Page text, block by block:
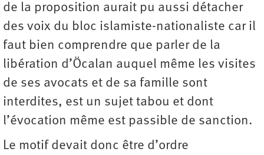
de la proposition aurait pu aussi détacher
des voix du bloc islamiste-nationaliste car il
faut bien comprendre que parler de la
libération d’Öcalan auquel même les visites
de ses avocats et de sa famille sont
interdites, est un sujet tabou et dont
l’évocation même est passible de sanction.
Le motif devait donc être d’ordre